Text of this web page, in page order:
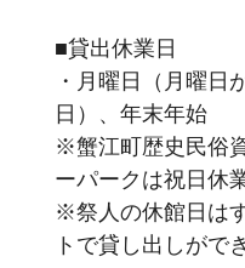
■貸出休業日
・月曜日（月曜日
日）、年末年始
※蟹江町歴史民俗
ーパークは祝日休
※祭人の休館日は
トで貸し出しがで